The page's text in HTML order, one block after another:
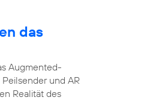
das
Augmented-
und AR
Realität des